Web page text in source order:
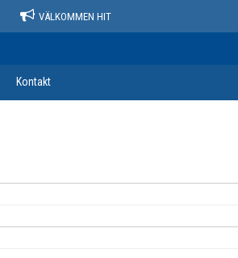
VÄLKOMMEN HIT
Kontakt